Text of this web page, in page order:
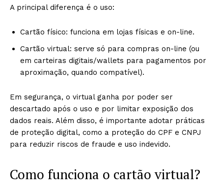
A principal diferença é o uso:
Cartão físico: funciona em lojas físicas e on-line.
Cartão virtual: serve só para compras on-line (ou
em carteiras digitais/wallets para pagamentos por
aproximação, quando compatível).
Em segurança, o virtual ganha por poder ser
descartado após o uso e por limitar exposição dos
dados reais. Além disso, é importante adotar práticas
de proteção digital, como a proteção do CPF e CNPJ
para reduzir riscos de fraude e uso indevido.
Como funciona o cartão virtual?